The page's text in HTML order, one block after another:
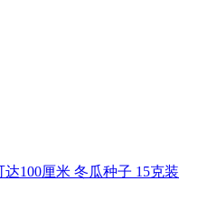
100厘米 冬瓜种子 15克装